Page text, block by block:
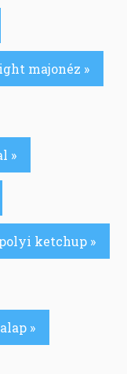
majonéz »
»
ketchup »
»